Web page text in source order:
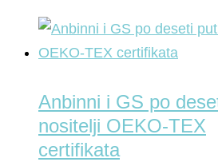
Anbinni i GS po
nositelji OEKO-TEX
certifikata